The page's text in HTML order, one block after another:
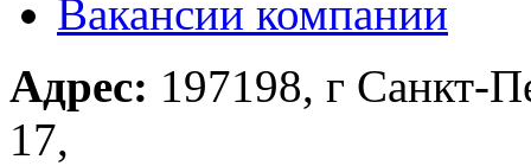
Вакансии компании
Адрес: 197198, г Санкт-
17,